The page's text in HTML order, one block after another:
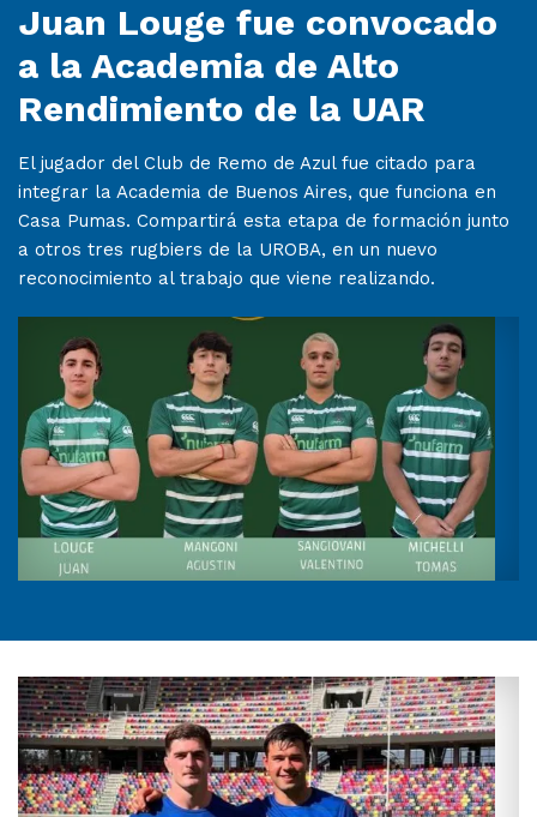
Juan Louge fue convocado
a la Academia de Alto
Rendimiento de la UAR
El jugador del Club de Remo de Azul fue citado para
integrar la Academia de Buenos Aires, que funciona en
Casa Pumas. Compartirá esta etapa de formación junto
a otros tres rugbiers de la UROBA, en un nuevo
reconocimiento al trabajo que viene realizando.